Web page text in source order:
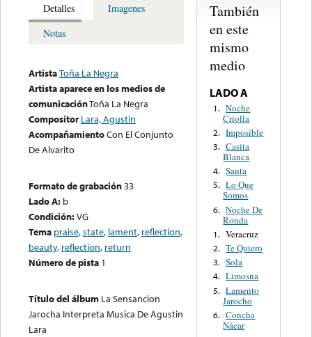
Detalles
Imagenes
Notas
ArtistaToña La Negra
Artista aparece en los medios de
comunicaciónToña La Negra
Compositor Lara, Agustín
AcompañamientoCon El Conjunto
De Alvarito
Formato de grabación33
Lado A: b
Condición:VG
Tema praise,state, lament, reflection,
beauty, reflection, return
Número de pista 1
Título del álbum La Sensancion
Jarocha Interpreta Musica De Agustin
Lara
También
en este
mismo
medio
LADO A
1. Noche
Criolla
2. Imposible
3. Casita
Blanca
4. Santa
5. Lo Que
Somos
6. Noche De
Ronda
1. Veracruz
2. Te Quiero
3. Sola
4. Limosna
5. Lamento
Jarocho
6. Concha
Nácar